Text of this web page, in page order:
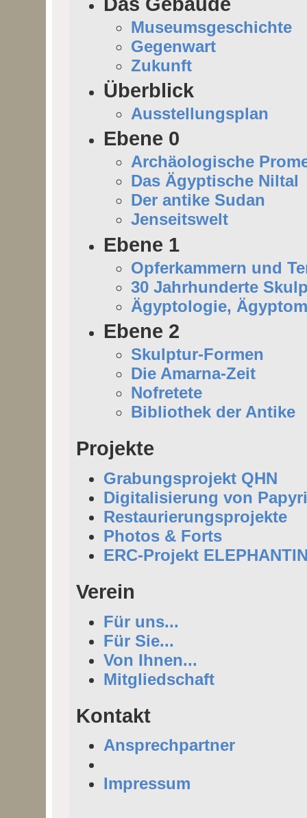
Museumsgeschichte
Gegenwart
Zukunft
Überblick
Ausstellungsplan
Ebene 0
Archäologische
Das Ägyptische Niltal
Der antike Sudan
Jenseitswelt
Ebene 1
Opferkammern und
30 Jahrhunderte
Ägyptologie,
Ebene 2
Skulptur-Formen
Die Amarna-Zeit
Nofretete
Bibliothek der Antike
Projekte
Grabungsprojekt QHN
Digitalisierung von
Restaurierungsprojekte
Photos & Forts
ERC-Projekt
Verein
Für uns...
Für Sie...
Von Ihnen...
Mitgliedschaft
Kontakt
Ansprechpartner
Impressum